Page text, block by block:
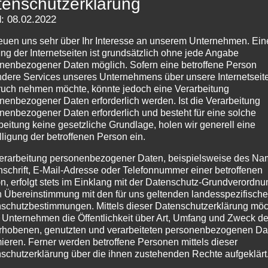
auf sächsisch Jetzt ist es schon März, die Sieger
fest und selbst in Frankreich ist man bei Paris-Nizza
muss es doch auch hier...
08.02.2022
uns sehr über Ihr Interesse an unserem Unternehmen.
der Internetseiten ist grundsätzlich ohne jede Angabe
Daten möglich. Sofern eine betroffene Person
Services unseres Unternehmens über unsere
nehmen möchte, könnte jedoch eine Verarbeitung
Daten erforderlich werden. Ist die Verarbeitung
Daten erforderlich und besteht für eine solche
keine gesetzliche Grundlage, holen wir generell eine
der betroffenen Person ein.
personenbezogener Daten, beispielsweise des
E-Mail-Adresse oder Telefonnummer einer betroffenen
erfolgt stets im Einklang mit der Datenschutz-
Übereinstimmung mit den für uns geltenden
Mittels dieser Datenschutzerklärung
Unternehmen die Öffentlichkeit über Art, Umfang und Zweck
genutzten und verarbeiteten personenbezogenen
Ferner werden betroffene Personen mittels dieser
über die ihnen zustehenden Rechte